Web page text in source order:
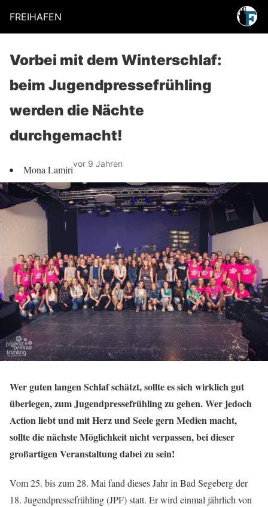
FREIHAFEN
Vorbei mit dem Winterschlaf:
beim Jugendpressefrühling
werden die Nächte
durchgemacht!
Mona Lamirivor 9 Jahren
Wer guten langen Schlaf schätzt, sollte es sich wirklich gut
überlegen, zum Jugendpressefrühling zu gehen. Wer jedoch
Action liebt und mit Herz und Seele gern Medien macht,
sollte die nächste Möglichkeit nicht verpassen, bei dieser
großartigen Veranstaltung dabei zu sein!
Vom 25. bis zum 28. Mai fand dieses Jahr in Bad Segeberg der
18. Jugendpressefrühling (JPF) statt. Er wird einmal jährlich von